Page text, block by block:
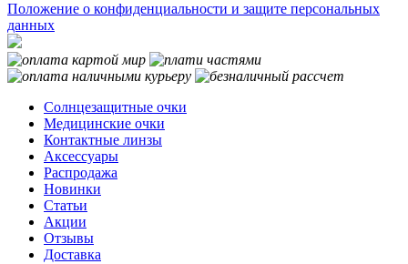
Положение о конфиденциальности и защите персональных
данных
Солнцезащитные очки
Медицинские очки
Контактные линзы
Аксессуары
Распродажа
Новинки
Статьи
Акции
Отзывы
Доставка